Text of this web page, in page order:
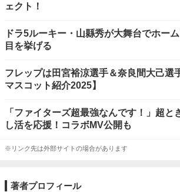
ェクト！
ドラ5ルーキー・山縣秀が大舞台でホー
目を挙げる
フレップは田宮裕涼選手＆奈良間大己選
マスコット紹介2025】
「ファイターズ超最強なんです！」超
し活を応援！コラボMV公開も
※リンク先は外部サイトの場合があります
著者プロフィール